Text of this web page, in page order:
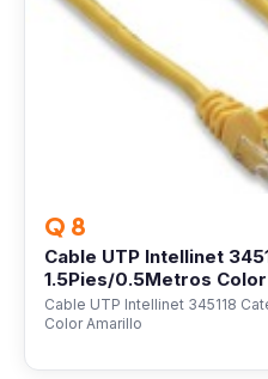
Q 8
Cable UTP Intellinet
1.5Pies/0.5Metros
Cable UTP Intellinet 345118
Color Amarillo